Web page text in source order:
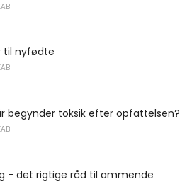
til nyfødte
begynder toksik efter opfattelsen?
- det rigtige råd til ammende